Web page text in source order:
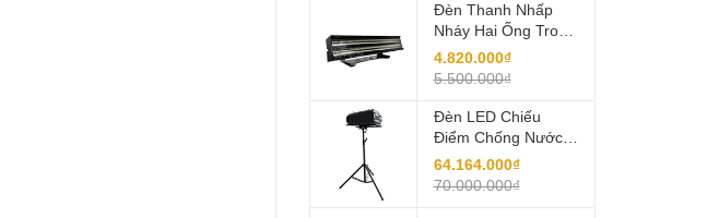
Đèn Thanh Nhấp
Nháy Hai Ống Trong
Nhà LCC-BS48
4.820.000₫
5.500.000₫
Đèn LED Chiếu
Điểm Chống Nước
1200W Với Công
Nghệ IRIS LCC-
64.164.000₫
70.000.000₫